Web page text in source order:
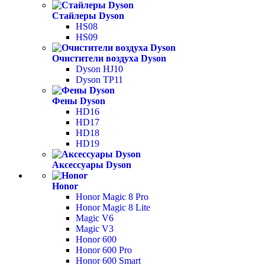
Стайлеры Dyson
HS08
HS09
Очистители воздуха Dyson
Dyson HJ10
Dyson TP11
Фены Dyson
HD16
HD17
HD18
HD19
Аксессуары Dyson
Honor
Honor Magic 8 Pro
Honor Magic 8 Lite
Magic V6
Magic V3
Honor 600
Honor 600 Pro
Honor 600 Smart